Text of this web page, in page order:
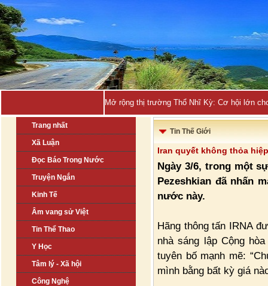
Mở rộng thị trường Thổ Nhĩ Kỳ: Cơ hội lớn
Trang nhất
Xã Luận
Đọc Báo Trong Nước
Truyện Ngắn
Kinh Tế
Âm vang sử Việt
Tin Thể Thao
Y Học
Tâm lý - Xã hội
Công Nghệ
Tin Thế Giới
Iran quyết không thỏa
Ngày 3/6, trong một
Pezeshkian đã nhấn
nước này.
Hãng thông tấn IRNA
nhà sáng lập Cộng
tuyên bố mạnh mẽ:
mình bằng bất kỳ giá